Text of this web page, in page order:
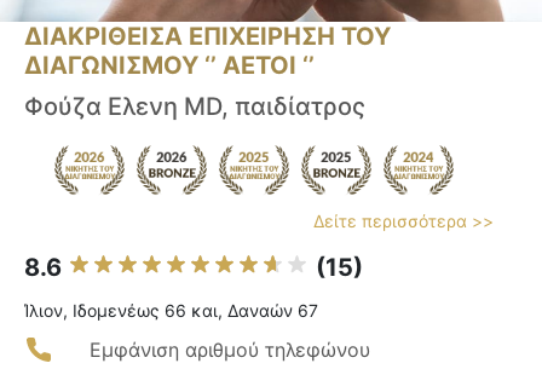
ΔΙΑΚΡΙΘΕΙΣΑ ΕΠΙΧΕΙΡΗΣΗ ΤΟΥ
ΔΙΑΓΩΝΙΣΜΟΥ ‘’ ΑΕΤΟΙ ‘’
Φούζα Ελενη MD, παιδίατρος
Δείτε περισσότερα >>
8.6 (15)
Ίλιον, Ιδομενέως 66 και, Δαναών 67
Εμφάνιση αριθμού τηλεφώνου